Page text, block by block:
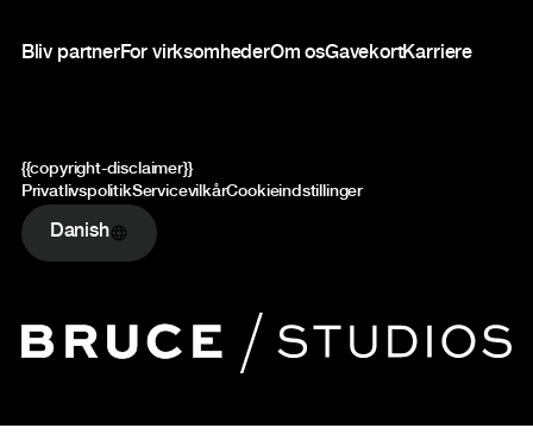
Bliv partnerFor virksomhederOm osGavekortKarriere
{{copyright-disclaimer}}
PrivatlivspolitikServicevilkårCookieindstillinger
Danish